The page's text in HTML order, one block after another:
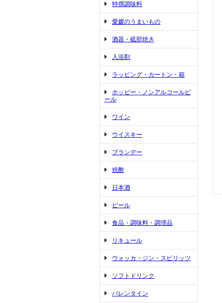
特撰調味料
愛媛のうまいもの
酒器・砥部焼き
入浴剤
ラッピング・カートン・箱
ホッピー・ノンアルコールビ
ール
ワイン
ウイスキー
ブランデー
焼酎
日本酒
ビール
食品・調味料・調理品
リキュール
ウォッカ・ジン・スピリッツ
ソフトドリンク
バレンタイン